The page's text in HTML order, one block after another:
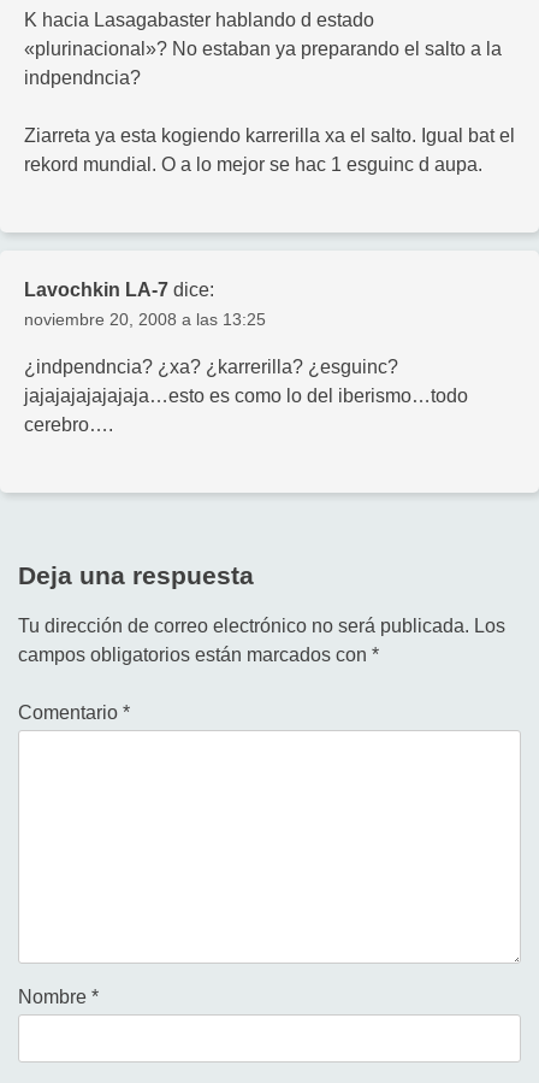
K hacia Lasagabaster hablando d estado
«plurinacional»? No estaban ya preparando el salto a la
indpendncia?
Ziarreta ya esta kogiendo karrerilla xa el salto. Igual bat el
rekord mundial. O a lo mejor se hac 1 esguinc d aupa.
Lavochkin LA-7 dice:
noviembre 20, 2008 a las 13:25
¿indpendncia? ¿xa? ¿karrerilla? ¿esguinc?
jajajajajajajaja…esto es como lo del iberismo…todo
cerebro….
Deja una respuesta
Tu dirección de correo electrónico no será publicada. Los
campos obligatorios están marcados con *
Comentario *
Nombre *